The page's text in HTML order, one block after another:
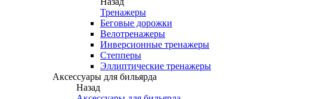
Тренажеры
Беговые дорожки
Велотренажеры
Инверсионные тренажеры
Степперы
Эллиптические тренажеры
Аксессуары для бильярда
Назад